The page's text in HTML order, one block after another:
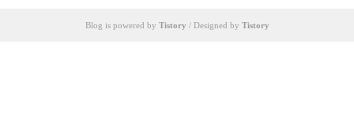
Blog is powered by Tistory / Designed by Tistory